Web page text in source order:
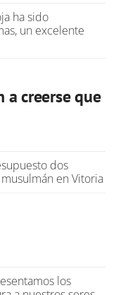
ha sido
un excelente
a creerse que
dos
en Vitoria
los